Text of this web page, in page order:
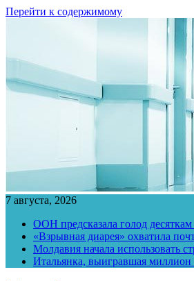
Перейти к содержимому
7 августа, 2026
ООН предсказала голод
«Взрывная диарея» охватила
Молдавия начала использовать
Итальянка, выигравшая